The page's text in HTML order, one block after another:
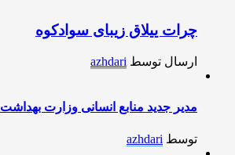
چرات ییلاق زیبای سوادکوه
ارسال توسط azhdari
مدیر جدید منابع انسانی وزارت بهداشت
توسط azhdari